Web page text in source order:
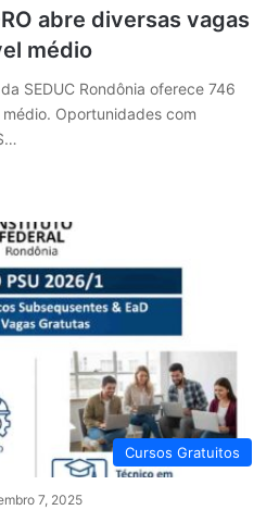
abre diversas vagas
médio
SEDUC Rondônia oferece 746
Oportunidades com
Cursos Gratuitos
7, 2025